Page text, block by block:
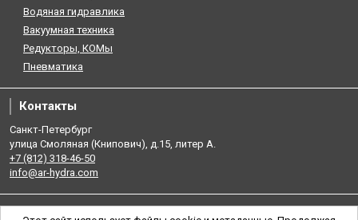
Водяная гидравлика
Вакуумная техника
Редукторы, КОМы
Пневматика
Контакты
Санкт-Петербург
улица Смоляная (Книпович), д.15, литер А.
+7 (812) 318-46-50
info@ar-hydra.com